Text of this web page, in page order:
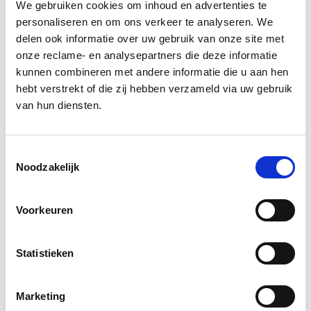
We gebruiken cookies om inhoud en advertenties te
personaliseren en om ons verkeer te analyseren. We
delen ook informatie over uw gebruik van onze site met
onze reclame- en analysepartners die deze informatie
kunnen combineren met andere informatie die u aan hen
hebt verstrekt of die zij hebben verzameld via uw gebruik
van hun diensten.
Noodzakelijk
Voorkeuren
Statistieken
Marketing
Ga naar het team overzicht
Word ook een Newstorian.
We nemen